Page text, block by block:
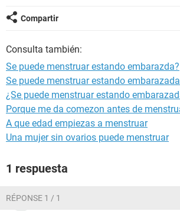
Compartir
Consulta también:
Se puede menstruar estando embarazda?
Se puede menstruar estando embarazada
¿Se puede menstruar estando
Porque me da comezon antes de
A que edad empiezas a menstruar
Una mujer sin ovarios puede menstruar
1 respuesta
RÉPONSE 1 / 1